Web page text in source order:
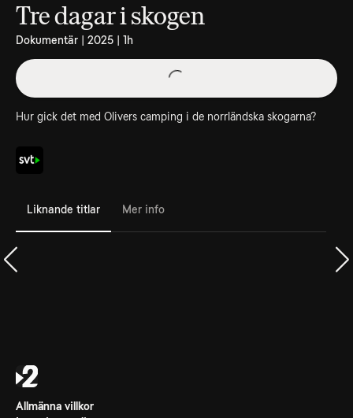
Tre dagar i skogen
Dokumentär | 2025 | 1h
Hur gick det med Olivers camping i de norrländska skogarna?
Liknande titlar Mer info
Allmänna villkor